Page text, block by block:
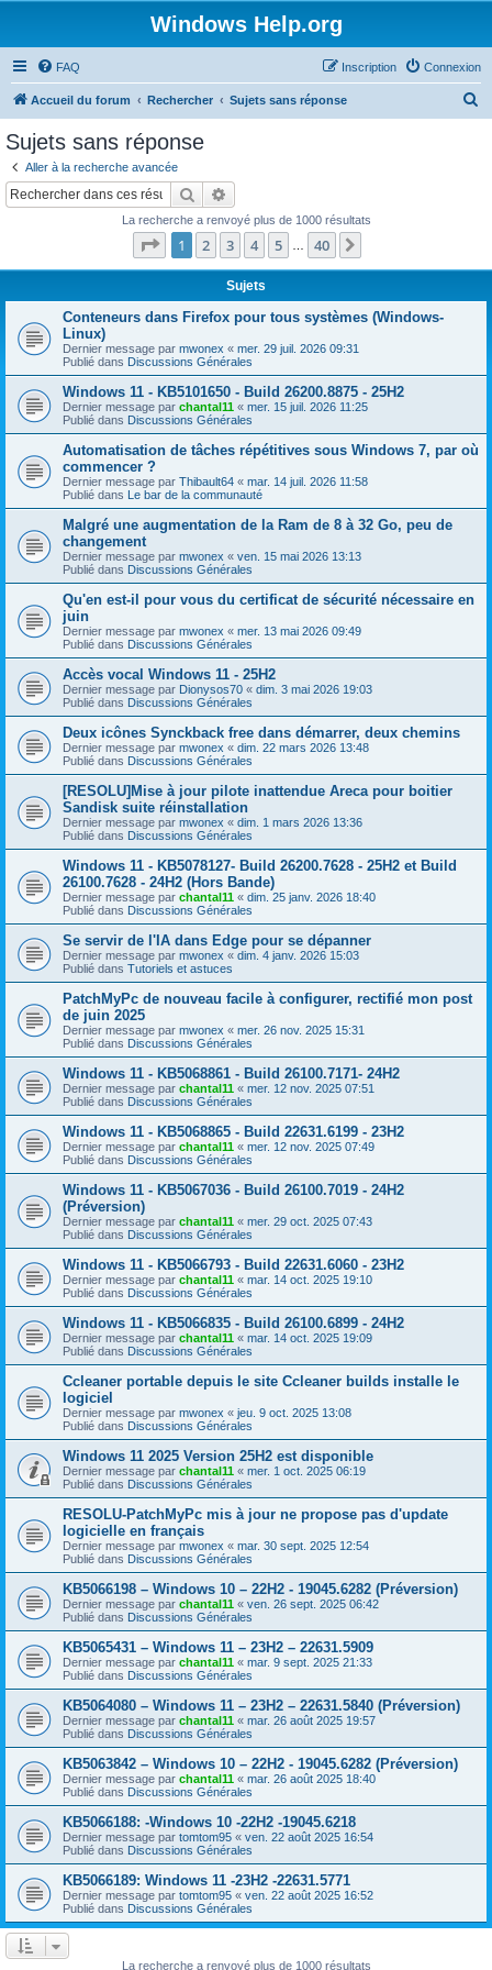
Windows Help.org
FAQ Connexion
Inscription
Accueil du forum Rechercher Sujets sans réponse
Sujets sans réponse
Aller à la recherche avancée
Rechercher
La recherche a renvoyé plus de 1000 résultats
Page 1sur40
1 2 3 4 5 40
Sujets
Conteneurs dans Firefox pour tous systèmes (Windows-
Linux)
Dernier message par mwonex « mer. 29 juil. 2026 09:31
Publié dans Discussions Générales
Windows 11 - KB5101650 - Build 26200.8875 - 25H2
Dernier message par chantal11 « mer. 15 juil. 2026 11:25
Publié dans Discussions Générales
Automatisation de tâches répétitives sous Windows 7, par où
commencer ?
Dernier message par Thibault64 « mar. 14 juil. 2026 11:58
Publié dans Le bar de la communauté
Malgré une augmentation de la Ram de 8 à 32 Go, peu de
changement
Dernier message par mwonex « ven. 15 mai 2026 13:13
Publié dans Discussions Générales
Qu'en est-il pour vous du certificat de sécurité nécessaire en
juin
Dernier message par mwonex « mer. 13 mai 2026 09:49
Publié dans Discussions Générales
Accès vocal Windows 11 - 25H2
Dernier message par Dionysos70 « dim. 3 mai 2026 19:03
Publié dans Discussions Générales
Deux icônes Synckback free dans démarrer, deux chemins
Dernier message par mwonex « dim. 22 mars 2026 13:48
Publié dans Discussions Générales
[RESOLU]Mise à jour pilote inattendue Areca pour boitier
Sandisk suite réinstallation
Dernier message par mwonex « dim. 1 mars 2026 13:36
Publié dans Discussions Générales
Windows 11 - KB5078127- Build 26200.7628 - 25H2 et Build
26100.7628 - 24H2 (Hors Bande)
Dernier message par chantal11 « dim. 25 janv. 2026 18:40
Publié dans Discussions Générales
Se servir de l'IA dans Edge pour se dépanner
Dernier message par mwonex « dim. 4 janv. 2026 15:03
Publié dans Tutoriels et astuces
PatchMyPc de nouveau facile à configurer, rectifié mon post
de juin 2025
Dernier message par mwonex « mer. 26 nov. 2025 15:31
Publié dans Discussions Générales
Windows 11 - KB5068861 - Build 26100.7171- 24H2
Dernier message par chantal11 « mer. 12 nov. 2025 07:51
Publié dans Discussions Générales
Windows 11 - KB5068865 - Build 22631.6199 - 23H2
Dernier message par chantal11 « mer. 12 nov. 2025 07:49
Publié dans Discussions Générales
Windows 11 - KB5067036 - Build 26100.7019 - 24H2
(Préversion)
Dernier message par chantal11 « mer. 29 oct. 2025 07:43
Publié dans Discussions Générales
Windows 11 - KB5066793 - Build 22631.6060 - 23H2
Dernier message par chantal11 « mar. 14 oct. 2025 19:10
Publié dans Discussions Générales
Windows 11 - KB5066835 - Build 26100.6899 - 24H2
Dernier message par chantal11 « mar. 14 oct. 2025 19:09
Publié dans Discussions Générales
Ccleaner portable depuis le site Ccleaner builds installe le
logiciel
Dernier message par mwonex « jeu. 9 oct. 2025 13:08
Publié dans Discussions Générales
Windows 11 2025 Version 25H2 est disponible
Dernier message par chantal11 « mer. 1 oct. 2025 06:19
Publié dans Discussions Générales
RESOLU-PatchMyPc mis à jour ne propose pas d'update
logicielle en français
Dernier message par mwonex « mar. 30 sept. 2025 12:54
Publié dans Discussions Générales
KB5066198 – Windows 10 – 22H2 - 19045.6282 (Préversion)
Dernier message par chantal11 « ven. 26 sept. 2025 06:42
Publié dans Discussions Générales
KB5065431 – Windows 11 – 23H2 – 22631.5909
Dernier message par chantal11 « mar. 9 sept. 2025 21:33
Publié dans Discussions Générales
KB5064080 – Windows 11 – 23H2 – 22631.5840 (Préversion)
Dernier message par chantal11 « mar. 26 août 2025 19:57
Publié dans Discussions Générales
KB5063842 – Windows 10 – 22H2 - 19045.6282 (Préversion)
Dernier message par chantal11 « mar. 26 août 2025 18:40
Publié dans Discussions Générales
KB5066188: -Windows 10 -22H2 -19045.6218
Dernier message par tomtom95 « ven. 22 août 2025 16:54
Publié dans Discussions Générales
KB5066189: Windows 11 -23H2 -22631.5771
Dernier message par tomtom95 « ven. 22 août 2025 16:52
Publié dans Discussions Générales
La recherche a renvoyé plus de 1000 résultats